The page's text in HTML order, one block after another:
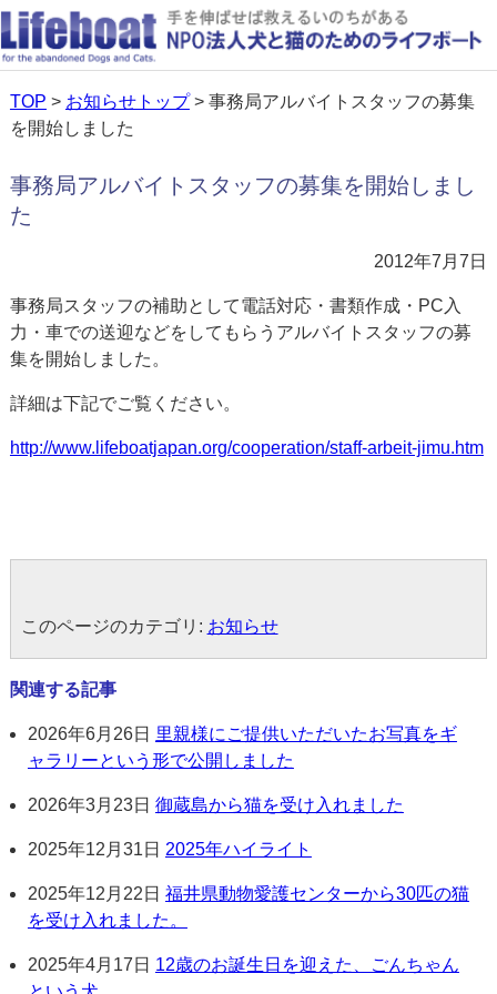
TOP > お知らせトップ> 事務局アルバイトスタッフの募集
を開始しました
事務局アルバイトスタッフの募集を開始しまし
た
2012年7月7日
事務局スタッフの補助として電話対応・書類作成・PC入
力・車での送迎などをしてもらうアルバイトスタッフの募
集を開始しました。
詳細は下記でご覧ください。
http://www.lifeboatjapan.org/cooperation/staff-arbeit-jimu.htm
このページのカテゴリ: お知らせ
関連する記事
2026年6月26日 里親様にご提供いただいたお写真をギ
ャラリーという形で公開しました
2026年3月23日 御蔵島から猫を受け入れました
2025年12月31日 2025年ハイライト
2025年12月22日 福井県動物愛護センターから30匹の猫
を受け入れました。
2025年4月17日 12歳のお誕生日を迎えた、ごんちゃん